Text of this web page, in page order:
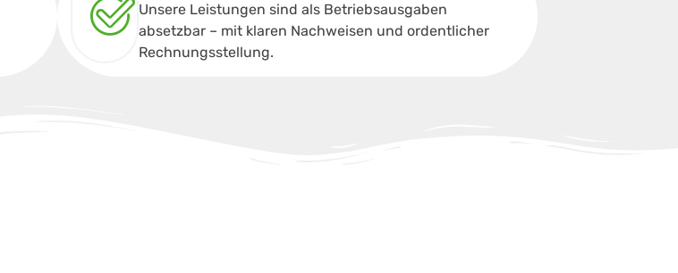
Unsere Leistungen sind als Betriebsausgaben
absetzbar – mit klaren Nachweisen und ordentlicher
Rechnungsstellung.